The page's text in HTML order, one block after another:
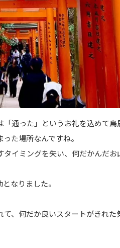
通った」というお礼を込めて鳥
た場所なんですね。
イミングを失い、何だかんだ
なりました。
、何だか良いスタートがきれた